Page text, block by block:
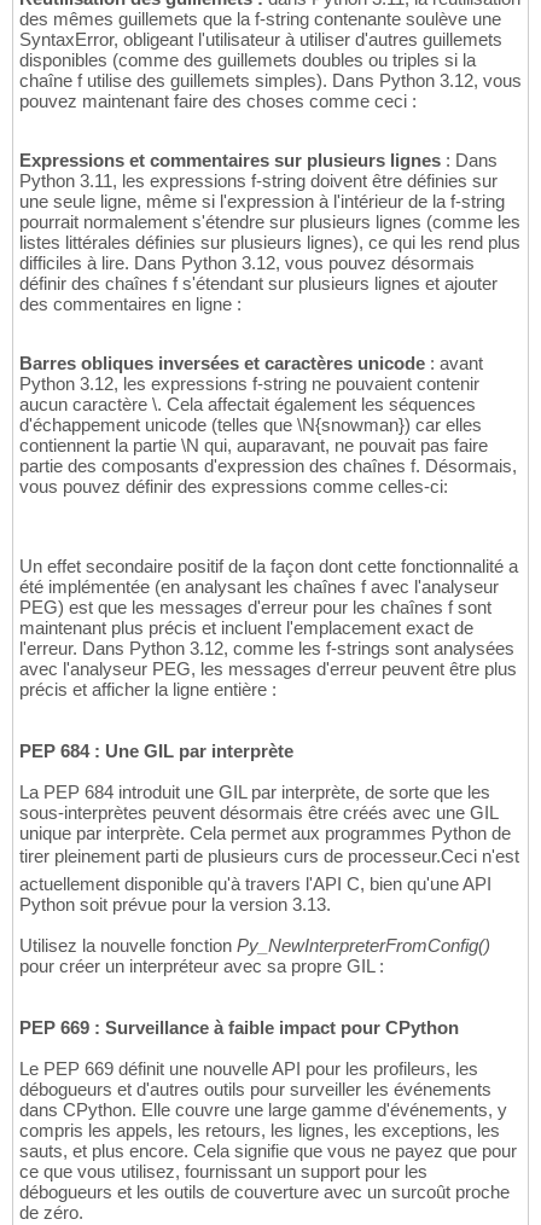
des mêmes guillemets que la f-string contenante soulève une
SyntaxError, obligeant l'utilisateur à utiliser d'autres guillemets
disponibles (comme des guillemets doubles ou triples si la
chaîne f utilise des guillemets simples). Dans Python 3.12, vous
pouvez maintenant faire des choses comme ceci :
Expressions et commentaires sur plusieurs lignes : Dans
Python 3.11, les expressions f-string doivent être définies sur
une seule ligne, même si l'expression à l'intérieur de la f-string
pourrait normalement s'étendre sur plusieurs lignes (comme les
listes littérales définies sur plusieurs lignes), ce qui les rend plus
difficiles à lire. Dans Python 3.12, vous pouvez désormais
définir des chaînes f s'étendant sur plusieurs lignes et ajouter
des commentaires en ligne :
Barres obliques inversées et caractères unicode : avant
Python 3.12, les expressions f-string ne pouvaient contenir
aucun caractère \. Cela affectait également les séquences
d'échappement unicode (telles que \N{snowman}) car elles
contiennent la partie \N qui, auparavant, ne pouvait pas faire
partie des composants d'expression des chaînes f. Désormais,
vous pouvez définir des expressions comme celles-ci:
Un effet secondaire positif de la façon dont cette fonctionnalité a
été implémentée (en analysant les chaînes f avec l'analyseur
PEG) est que les messages d'erreur pour les chaînes f sont
maintenant plus précis et incluent l'emplacement exact de
l'erreur. Dans Python 3.12, comme les f-strings sont analysées
avec l'analyseur PEG, les messages d'erreur peuvent être plus
précis et afficher la ligne entière :
PEP 684 : Une GIL par interprète
La PEP 684 introduit une GIL par interprète, de sorte que les
sous-interprètes peuvent désormais être créés avec une GIL
unique par interprète. Cela permet aux programmes Python de
tirer pleinement parti de plusieurs curs de processeur.Ceci n'est
actuellement disponible qu'à travers l'API C, bien qu'une API
Python soit prévue pour la version 3.13.
Utilisez la nouvelle fonction Py_NewInterpreterFromConfig()
pour créer un interpréteur avec sa propre GIL :
PEP 669 : Surveillance à faible impact pour CPython
Le PEP 669 définit une nouvelle API pour les profileurs, les
débogueurs et d'autres outils pour surveiller les événements
dans CPython. Elle couvre une large gamme d'événements, y
compris les appels, les retours, les lignes, les exceptions, les
sauts, et plus encore. Cela signifie que vous ne payez que pour
ce que vous utilisez, fournissant un support pour les
débogueurs et les outils de couverture avec un surcoût proche
de zéro.